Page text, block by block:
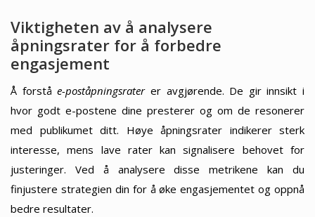
Viktigheten av å analysere
åpningsrater for å forbedre
engasjement
Å forståe-poståpningsraterer avgjørende. De gir innsikt i
hvor godt e-postene dine presterer og om de resonerer
med publikumet ditt. Høye åpningsrater indikerer sterk
interesse, mens lave rater kan signalisere behovet for
justeringer. Ved å analysere disse metrikene kan du
finjustere strategien din for å øke engasjementet og oppnå
bedre resultater.